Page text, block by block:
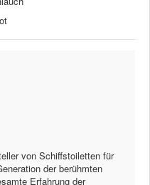
von Schiffstoiletten für
der berühmten
Erfahrung der